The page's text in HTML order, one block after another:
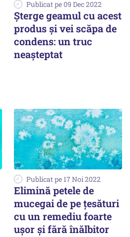
Publicat pe 09 Dec 2022
Șterge geamul cu acest
produs și vei scăpa de
condens: un truc
neașteptat
Publicat pe 17 Noi 2022
Elimină petele de
mucegai de pe țesături
cu un remediu foarte
ușor și fără înălbitor